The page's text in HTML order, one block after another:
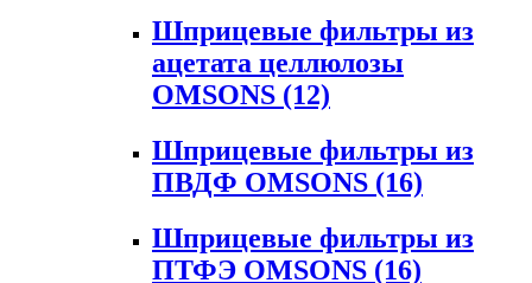
Шприцевые фильтры из
ацетата целлюлозы
OMSONS (12)
Шприцевые фильтры из
ПВДФ OMSONS (16)
Шприцевые фильтры из
ПТФЭ OMSONS (16)